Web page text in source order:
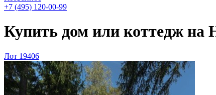
+7 (495) 120-00-99
Купить дом или коттедж на
Лот 19406